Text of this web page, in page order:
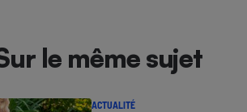
le même sujet
ACTUALITÉ